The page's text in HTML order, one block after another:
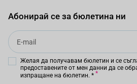
Абонирай се за бюлетина ни
Email
Желая да получавам бюлетин и се
предоставените от мен данни да се
изпращане на бюлетин. *